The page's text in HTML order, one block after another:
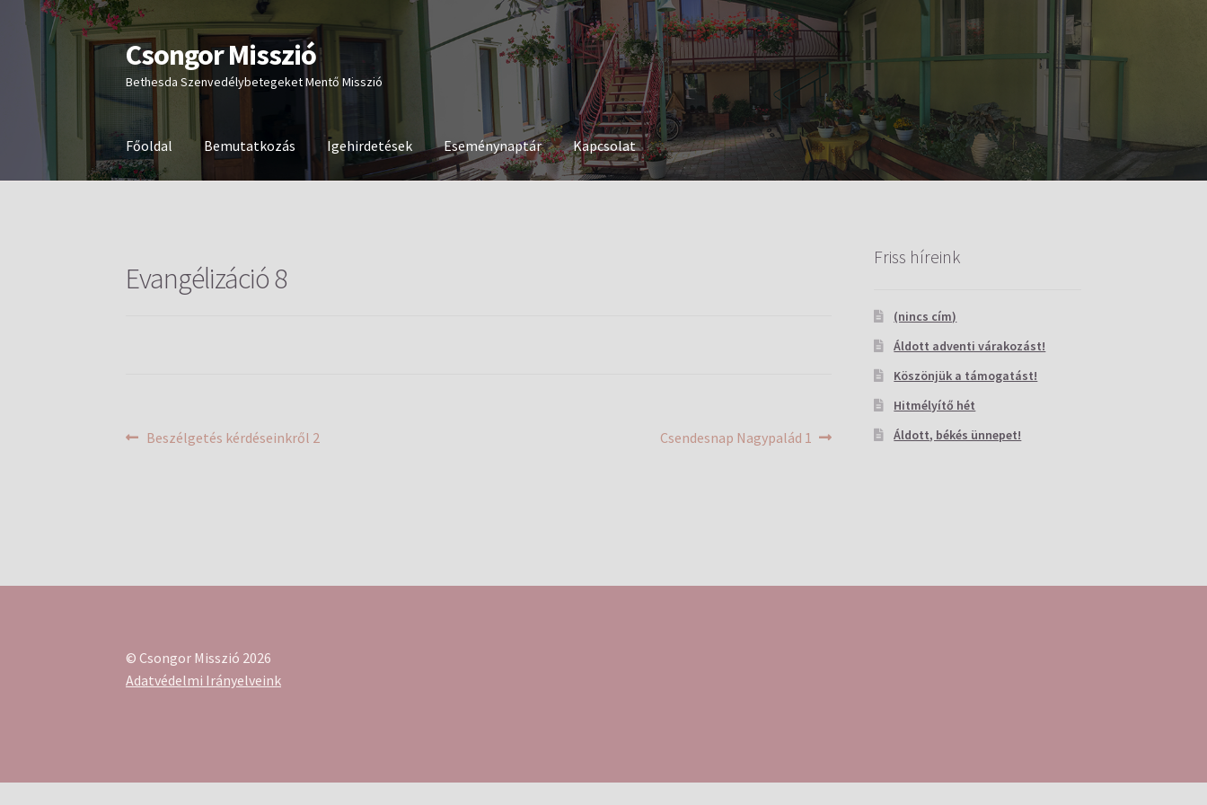
Ugrás
a
navigációhoz
Kilépés
a
tartalomba
Csongor Misszió
Bethesda Szenvedélybetegeket Mentő Misszió
Főoldal Bemutatkozás Igehirdetések Eseménynaptár Kapcsolat
Evangélizáció 8
Bejegyzés
Previous
Beszélgetés kérdéseinkről 2
Next
Csendesnap Nagypalád 1
Friss híreink
(nincs cím)
Áldott adventi várakozást!
Köszönjük a támogatást!
Hitmélyítő hét
Áldott, békés ünnepet!
© Csongor Misszió 2026
Adatvédelmi Irányelveink